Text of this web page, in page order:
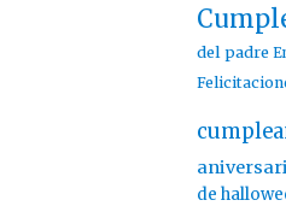
del padre
de